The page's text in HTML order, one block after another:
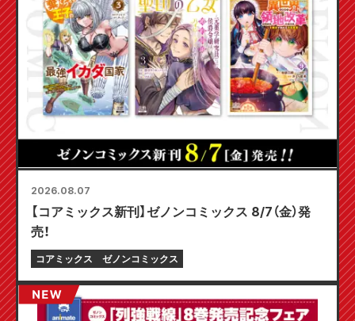
2026.08.07
【コアミックス新刊】ゼノンコミックス 8/7（金）発
売！
コアミックス ゼノンコミックス